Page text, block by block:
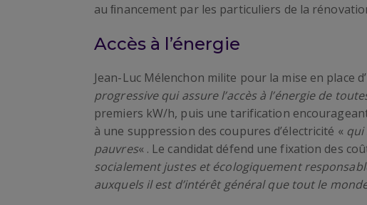
au ﬁnancement par les particuliers de la
Accès à l’énergie
Jean-Luc Mélenchon milite pour la mise en place
progressive qui assure l’accès à l’énergie de
premiers kW/h, puis une tarification
à une suppression des coupures d’électricité « qui
pauvres« . Le candidat défend une fixation des
socialement justes et écologiquement
auxquels il est d’intérêt général que tout le